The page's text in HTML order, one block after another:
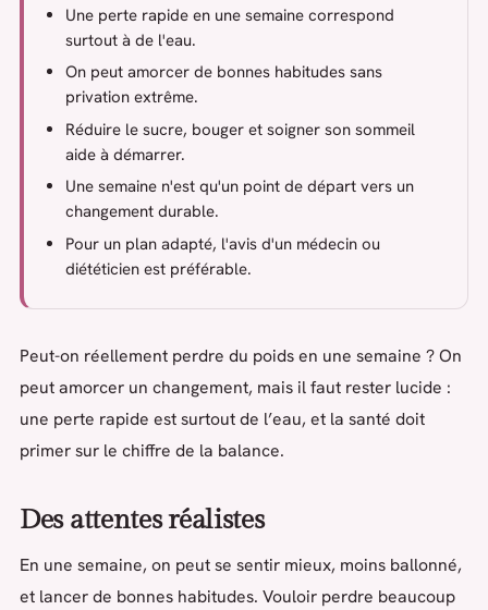
Une perte rapide en une semaine correspond
surtout à de l'eau.
On peut amorcer de bonnes habitudes sans
privation extrême.
Réduire le sucre, bouger et soigner son sommeil
aide à démarrer.
Une semaine n'est qu'un point de départ vers un
changement durable.
Pour un plan adapté, l'avis d'un médecin ou
diététicien est préférable.
Peut-on réellement perdre du poids en une semaine ? On
peut amorcer un changement, mais il faut rester lucide :
une perte rapide est surtout de l’eau, et la santé doit
primer sur le chiffre de la balance.
Des attentes réalistes
En une semaine, on peut se sentir mieux, moins ballonné,
et lancer de bonnes habitudes. Vouloir perdre beaucoup